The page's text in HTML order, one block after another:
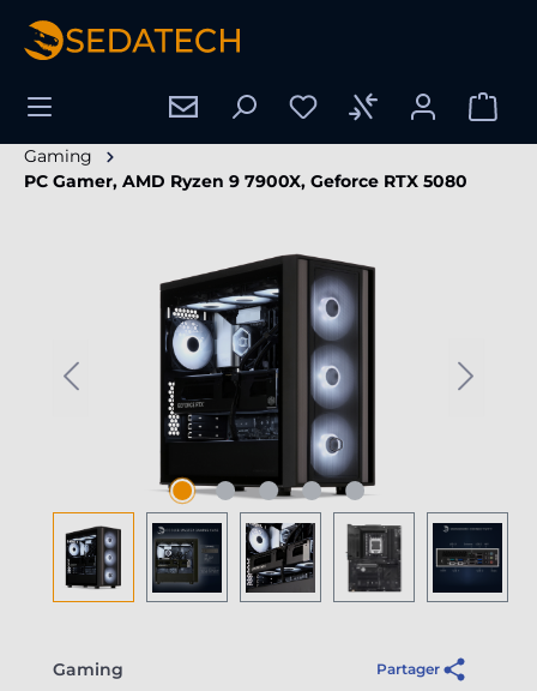
principal
Gaming
PC Gamer, AMD Ryzen 9 7900X, Geforce RTX 5080
Gaming Partager